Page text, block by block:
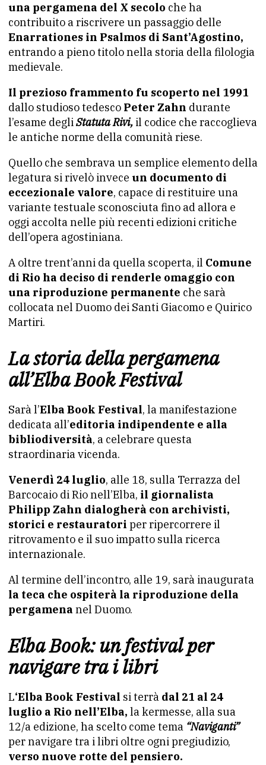
una pergamena del X secolo che ha
contribuito a riscrivere un passaggio delle
Enarrationes in Psalmos di Sant’Agostino,
entrando a pieno titolo nella storia della filologia
medievale.
Il prezioso frammento fu scoperto nel 1991
dallo studioso tedesco Peter Zahn durante
l’esame degliStatuta Rivi,il codice che raccoglieva
le antiche norme della comunità riese.
Quello che sembrava un semplice elemento della
legatura si rivelò invece un documento di
eccezionale valore, capace di restituire una
variante testuale sconosciuta fino ad allora e
oggi accolta nelle più recenti edizioni critiche
dell’opera agostiniana.
A oltre trent’anni da quella scoperta, il Comune
di Rio ha deciso di renderle omaggio con
una riproduzione permanente che sarà
collocata nel Duomo dei Santi Giacomo e Quirico
Martiri.
La storia della pergamena
all’Elba Book Festival
Sarà l’Elba Book Festival, la manifestazione
dedicata all’editoria indipendente e alla
bibliodiversità, a celebrare questa
straordinaria vicenda.
Venerdì 24 luglio, alle 18, sulla Terrazza del
Barcocaio di Rio nell’Elba, il giornalista
Philipp Zahn dialogherà con archivisti,
storici e restauratori per ripercorrere il
ritrovamento e il suo impatto sulla ricerca
internazionale.
Al termine dell’incontro, alle 19, sarà inaugurata
la teca che ospiterà la riproduzione della
pergamena nel Duomo.
Elba Book: un festival per
navigare tra i libri
L‘Elba Book Festival si terrà dal 21 al 24
luglio a Rio nell’Elba, la kermesse, alla sua
12/a edizione, ha scelto come tema “Naviganti”
per navigare tra i libri oltre ogni pregiudizio,
verso nuove rotte del pensiero.